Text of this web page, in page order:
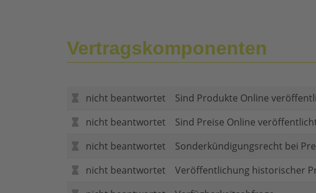
Vertragskomponenten
nicht beantwortet
Sind Produkte Online
nicht beantwortet
Sind Preise Online
nicht beantwortet
Sonderkündigungsrecht bei
nicht beantwortet
Veröffentlichung historischer